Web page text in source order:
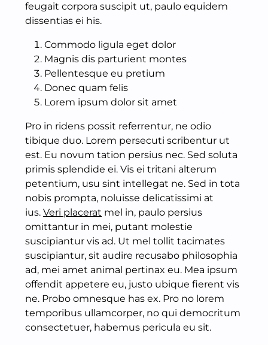
feugait corpora suscipit ut, paulo equidem
dissentias ei his.
Commodo ligula eget dolor
Magnis dis parturient montes
Pellentesque eu pretium
Donec quam felis
Lorem ipsum dolor sit amet
Pro in ridens possit referrentur, ne odio
tibique duo. Lorem persecuti scribentur ut
est. Eu novum tation persius nec. Sed soluta
primis splendide ei. Vis ei tritani alterum
petentium, usu sint intellegat ne. Sed in tota
nobis prompta, noluisse delicatissimi at
ius. Veri placerat mel in, paulo persius
omittantur in mei, putant molestie
suscipiantur vis ad. Ut mel tollit tacimates
suscipiantur, sit audire recusabo philosophia
ad, mei amet animal pertinax eu. Mea ipsum
offendit appetere eu, justo ubique fierent vis
ne. Probo omnesque has ex. Pro no lorem
temporibus ullamcorper, no qui democritum
consectetuer, habemus pericula eu sit.